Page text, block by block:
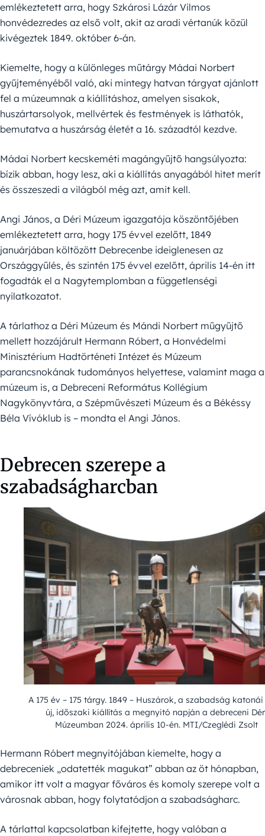
emlékeztetett arra, hogy Szkárosi Lázár Vilmos
honvédezredes az első volt, akit az aradi vértanúk közül
kivégeztek 1849. október 6-án.
Kiemelte, hogy a különleges műtárgy Mádai Norbert
gyűjteményéből való, aki mintegy hatvan tárgyat ajánlott
fel a múzeumnak a kiállításhoz, amelyen sisakok,
huszártarsolyok, mellvértek és festmények is láthatók,
bemutatva a huszárság életét a 16. századtól kezdve.
Mádai Norbert kecskeméti magángyűjtő hangsúlyozta:
bízik abban, hogy lesz, aki a kiállítás anyagából hitet merít
és összeszedi a világból még azt, amit kell.
Angi János, a Déri Múzeum igazgatója köszöntőjében
emlékeztetett arra, hogy 175 évvel ezelőtt, 1849
januárjában költözött Debrecenbe ideiglenesen az
Országgyűlés, és szintén 175 évvel ezelőtt, április 14-én itt
fogadták el a Nagytemplomban a függetlenségi
nyilatkozatot.
A tárlathoz a Déri Múzeum és Mándi Norbert műgyűjtő
mellett hozzájárult Hermann Róbert, a Honvédelmi
Minisztérium Hadtörténeti Intézet és Múzeum
parancsnokának tudományos helyettese, valamint maga a
múzeum is, a Debreceni Református Kollégium
Nagykönyvtára, a Szépművészeti Múzeum és a Békéssy
Béla Vívóklub is – mondta el Angi János.
Debrecen szerepe a
szabadságharcban
A 175 év – 175 tárgy. 1849 – Huszárok, a szabadság
új, időszaki kiállítás a megnyitó napján a debreceni
Múzeumban 2024. április 10-én. MTI/Czeglédi Zsolt
Hermann Róbert megnyitójában kiemelte, hogy a
debreceniek „odatették magukat” abban az öt hónapban,
amikor itt volt a magyar főváros és komoly szerepe volt a
városnak abban, hogy folytatódjon a szabadságharc.
A tárlattal kapcsolatban kifejtette, hogy valóban a